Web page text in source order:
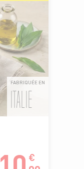
FABRIQUÉE EN
ITALIE
€